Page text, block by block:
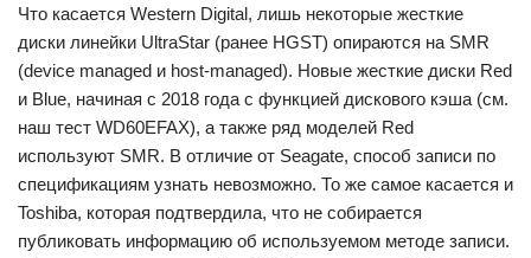
Что касается Western Digital, лишь некоторые жесткие
диски линейки UltraStar (ранее HGST) опираются на SMR
(device managed и host-managed). Новые жесткие диски Red
и Blue, начиная с 2018 года с функцией дискового кэша (см.
наш тест WD60EFAX), а также ряд моделей Red
используют SMR. В отличие от Seagate, способ записи по
спецификациям узнать невозможно. То же самое касается и
Toshiba, которая подтвердила, что не собирается
публиковать информацию об используемом методе записи.